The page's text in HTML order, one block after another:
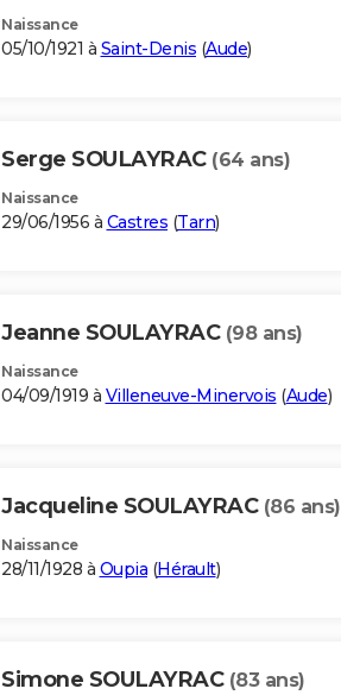
Naissance
05/10/1921 à Saint-Denis (Aude)
Serge SOULAYRAC (64 ans)
Naissance
29/06/1956 à Castres (Tarn)
Jeanne SOULAYRAC (98 ans)
Naissance
04/09/1919 à Villeneuve-Minervois (Aude)
Jacqueline SOULAYRAC (86 ans)
Naissance
28/11/1928 à Oupia (Hérault)
Simone SOULAYRAC (83 ans)